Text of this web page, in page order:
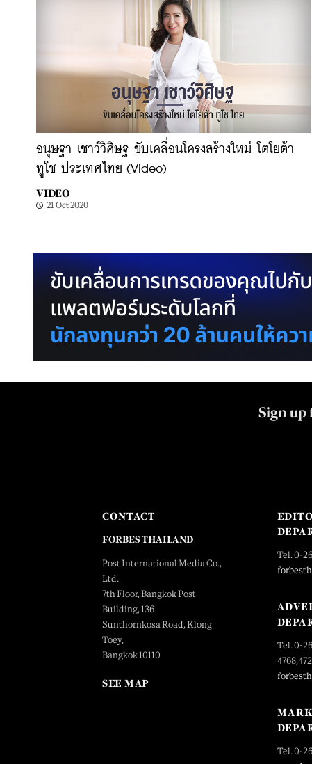
อนุษฐา เชาว์วิศิษฐ ขับเคลื่อนโครงสร้างใหม่ โตโยต้า
ทูโช ประเทศไทย (Video)
VIDEO
21 Oct 2020
Sign up
CONTACT
FORBES THAILAND
Post International Media Co.,
Ltd.
7th Floor, Bangkok Post
Building, 136
Sunthornkosa Road, Klong
Toey,
Bangkok 10110
SEE MAP
Tel. 0-
Tel. 0-
Tel. 0-